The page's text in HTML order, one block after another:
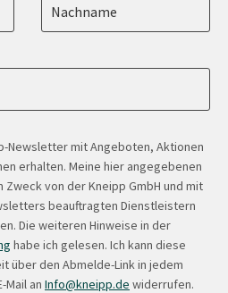
Nachname
Newsletter mit Angeboten, Aktionen
erhalten. Meine hier angegebenen
von der Kneipp GmbH und mit
beauftragten Dienstleistern
Die weiteren Hinweise in der
habe ich gelesen. Ich kann diese
über den Abmelde-Link in jedem
an Info@kneipp.de widerrufen.